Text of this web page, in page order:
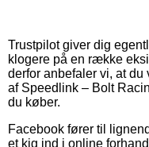
Trustpilot giver dig
klogere på en række
derfor anbefaler vi, at du
af Speedlink – Bolt
du køber.
Facebook fører til
et kig ind i online